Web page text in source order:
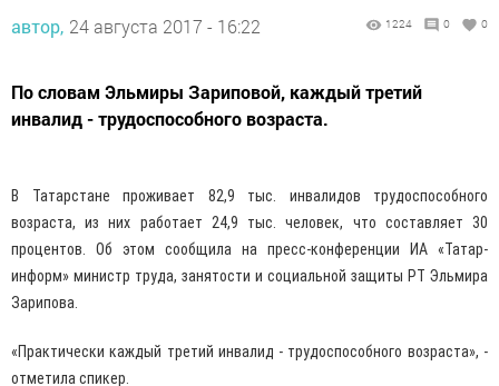
автор, 24 августа 2017 - 16:22 1224 0 0
По словам Эльмиры Зариповой, каждый третий
инвалид - трудоспособного возраста.
В Татарстане проживает 82,9 тыс. инвалидов трудоспособного
возраста, из них работает 24,9 тыс. человек, что составляет 30
процентов. Об этом сообщила на пресс-конференции ИА «Татар-
информ» министр труда, занятости и социальной защиты РТ Эльмира
Зарипова.
«Практически каждый третий инвалид - трудоспособного возраста», -
отметила спикер.